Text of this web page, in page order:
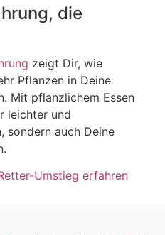
die
zeigt Dir, wie
Pflanzen in Deine
Mit pflanzlichem Essen
leichter und
sondern auch Deine
Umstieg erfahren